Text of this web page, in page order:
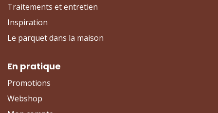
Traitements et entretien
Inspiration
Le parquet dans la maison
En pratique
Promotions
Webshop